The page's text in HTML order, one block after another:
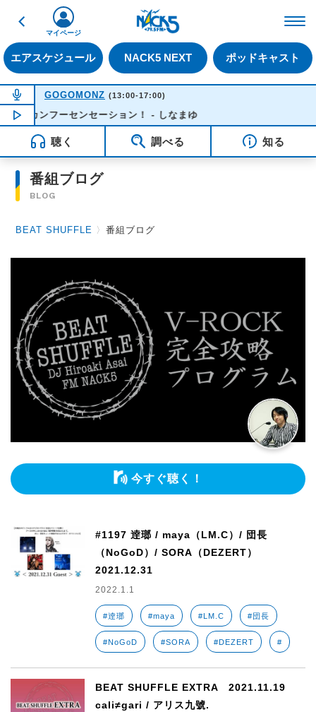
戻る
エアスケジュール NACK5 NEXT ポッドキャスト
マイページ
NOW ON AIR
GOGOMONZ (13:00-17:00)
NOW PLAYING13:37
ーカンフーセンセーション！ - しなまゆ
聴く 調べる 知る
番組ブログ
BLOG
BEAT SHUFFLE 〉番組ブログ
今すぐ聴く！
#1197 逹瑯 / maya（LM.C）/ 団長
（NoGoD）/ SORA（DEZERT）
2021.12.31
2022.1.1
#逹瑯 #maya #LM.C #団長
#NoGoD #SORA #DEZERT #
BEAT SHUFFLE EXTRA 2021.11.19
cali≠gari / アリス九號.